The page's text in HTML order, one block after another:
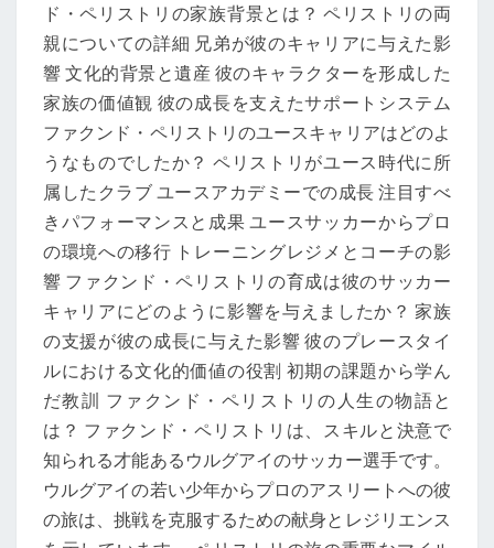
若
手
キ
ャ
リ
ア
ド・ペリストリの家族背景とは？ ペリストリの両
親についての詳細 兄弟が彼のキャリアに与えた影
響 文化的背景と遺産 彼のキャラクターを形成した
家族の価値観 彼の成長を支えたサポートシステム
ファクンド・ペリストリのユースキャリアはどのよ
うなものでしたか？ ペリストリがユース時代に所
属したクラブ ユースアカデミーでの成長 注目すべ
きパフォーマンスと成果 ユースサッカーからプロ
の環境への移行 トレーニングレジメとコーチの影
響 ファクンド・ペリストリの育成は彼のサッカー
キャリアにどのように影響を与えましたか？ 家族
の支援が彼の成長に与えた影響 彼のプレースタイ
ルにおける文化的価値の役割 初期の課題から学ん
だ教訓 ファクンド・ペリストリの人生の物語と
は？ ファクンド・ペリストリは、スキルと決意で
知られる才能あるウルグアイのサッカー選手です。
ウルグアイの若い少年からプロのアスリートへの彼
の旅は、挑戦を克服するための献身とレジリエンス